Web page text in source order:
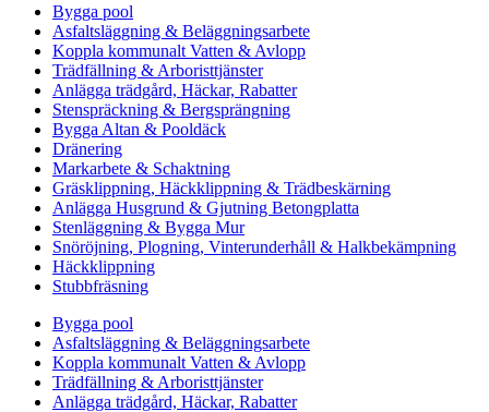
Bygga pool
Asfaltsläggning & Beläggningsarbete
Koppla kommunalt Vatten & Avlopp
Trädfällning & Arboristtjänster
Anlägga trädgård, Häckar, Rabatter
Stenspräckning & Bergsprängning
Bygga Altan & Pooldäck
Dränering
Markarbete & Schaktning
Gräsklippning, Häckklippning & Trädbeskärning
Anlägga Husgrund & Gjutning Betongplatta
Stenläggning & Bygga Mur
Snöröjning, Plogning, Vinterunderhåll & Halkbekämpning
Häckklippning
Stubbfräsning
Bygga pool
Asfaltsläggning & Beläggningsarbete
Koppla kommunalt Vatten & Avlopp
Trädfällning & Arboristtjänster
Anlägga trädgård, Häckar, Rabatter